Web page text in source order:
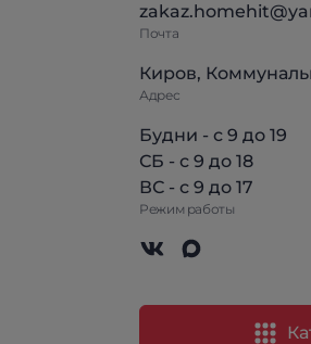
Почта
Киров,
Адрес
Будни - с 9 до 19
СБ - с 9 до 18
ВС - с 9 до 17
Режим работы